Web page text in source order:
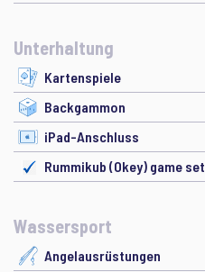
Unterhaltung
Kartenspiele
Backgammon
iPad-Anschluss
Rummikub (Okey) game set
Wassersport
Angelausrüstungen